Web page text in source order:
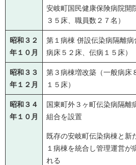
安岐町国民健康保険病院開
３５床、職員数２７名）
昭和３２
年１０月
第１病棟 併設伝染病隔離
病床５２床、伝病１５床）
昭和３３
年１２月
第３病棟増改築（一般病床
１５床）
昭和３４
年１０月
国東町外３ヶ町伝染病隔離
組合を設置
既存の安岐町伝染病棟と新
１病棟を統合し管理運営が
れる